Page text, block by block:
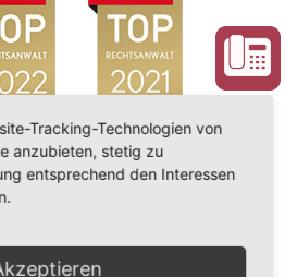
Tracking-Technologien von
anzubieten, stetig zu
entsprechend den Interessen